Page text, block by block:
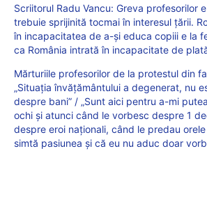
Scriitorul Radu Vancu: Greva profesorilor
trebuie sprijinită tocmai în interesul țării.
în incapacitatea de a-și educa copiii e la
ca România intrată în incapacitate de
Mărturiile profesorilor de la protestul din
„Situația învățământului a degenerat, nu
despre bani” / „Sunt aici pentru a-mi
ochi și atunci când le vorbesc despre 1
despre eroi naționali, când le predau
simtă pasiunea și că eu nu aduc doar